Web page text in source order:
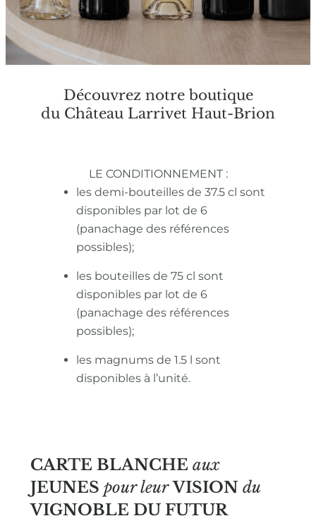
Découvrez notre boutique
du Château Larrivet Haut-Brion
LE CONDITIONNEMENT :
les demi-bouteilles de 37.5 cl sont
disponibles par lot de 6
(panachage des références
possibles);
les bouteilles de 75 cl sont
disponibles par lot de 6
(panachage des références
possibles);
les magnums de 1.5 l sont
disponibles à l’unité.
CARTE BLANCHE aux
JEUNES pour leur VISION du
VIGNOBLE DU FUTUR